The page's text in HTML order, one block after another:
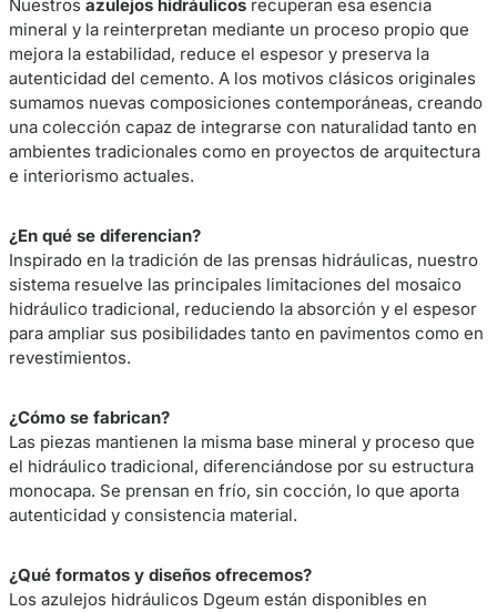
Nuestros azulejos hidráulicos recuperan esa esencia
mineral y la reinterpretan mediante un proceso propio que
mejora la estabilidad, reduce el espesor y preserva la
autenticidad del cemento. A los motivos clásicos originales
sumamos nuevas composiciones contemporáneas, creando
una colección capaz de integrarse con naturalidad tanto en
ambientes tradicionales como en proyectos de arquitectura
e interiorismo actuales.
¿En qué se diferencian?
Inspirado en la tradición de las prensas hidráulicas, nuestro
sistema resuelve las principales limitaciones del mosaico
hidráulico tradicional, reduciendo la absorción y el espesor
para ampliar sus posibilidades tanto en pavimentos como en
revestimientos.
¿Cómo se fabrican?
Las piezas mantienen la misma base mineral y proceso que
el hidráulico tradicional, diferenciándose por su estructura
monocapa. Se prensan en frío, sin cocción, lo que aporta
autenticidad y consistencia material.
¿Qué formatos y diseños ofrecemos?
Los azulejos hidráulicos Dgeum están disponibles en